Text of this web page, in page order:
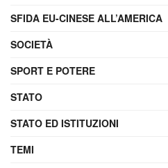
SFIDA EU-CINESE ALL’AMERICA
SOCIETÀ
SPORT E POTERE
STATO
STATO ED ISTITUZIONI
TEMI